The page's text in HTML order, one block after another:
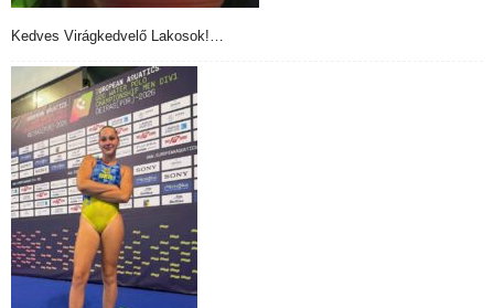
Kedves Virágkedvelő Lakosok!…